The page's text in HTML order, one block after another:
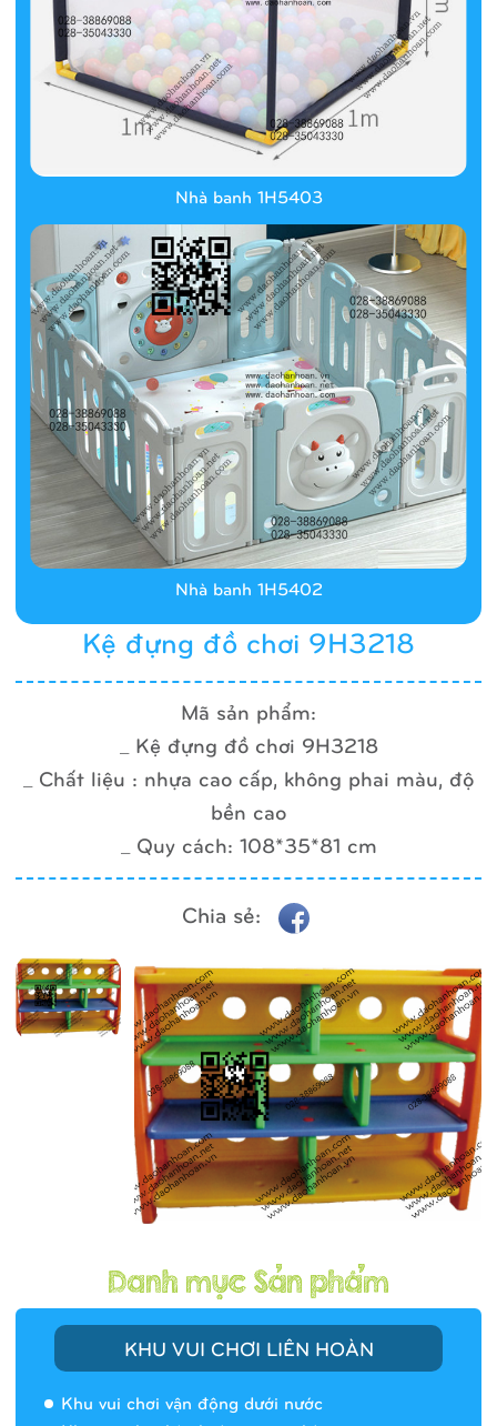
KHU VUI CHƠI LIÊN HOÀN
Khu vui chơi vận động dưới nước
Kệ đựng đồ chơi 9H3218
Mã sản phẩm:
_ Kệ đựng đồ chơi 9H3218
_ Chất liệu : nhựa cao cấp, không phai màu, độ
bền cao
_ Quy cách: 108*35*81 cm
Chia sẻ:
Nhà banh 1H5403
Nhà banh 1H5402